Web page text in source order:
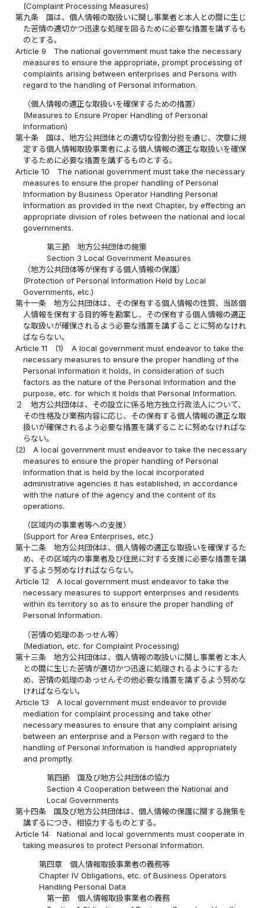
(Complaint Processing Measures)
第九条
国は、個人情報の取扱いに関し事業者と本人との間に生じ
た苦情の適切かつ迅速な処理を図るために必要な措置を講ずるも
のとする。
Article 9
The national government must take the necessary
measures to ensure the appropriate, prompt processing of
complaints arising between enterprises and Persons with
regard to the handling of Personal Information.
（個人情報の適正な取扱いを確保するための措置）
(Measures to Ensure Proper Handling of Personal
Information)
第十条
国は、地方公共団体との適切な役割分担を通じ、次章に規
定する個人情報取扱事業者による個人情報の適正な取扱いを確保
するために必要な措置を講ずるものとする。
Article 10
The national government must take the necessary
measures to ensure the proper handling of Personal
Information by Business Operator Handling Personal
Information as provided in the next Chapter, by effecting an
appropriate division of roles between the national and local
governments.
第三節 地方公共団体の施策
Section 3 Local Government Measures
（地方公共団体等が保有する個人情報の保護）
(Protection of Personal Information Held by Local
Governments, etc.)
第十一条
地方公共団体は、その保有する個人情報の性質、当該個
人情報を保有する目的等を勘案し、その保有する個人情報の適正
な取扱いが確保されるよう必要な措置を講ずることに努めなけれ
ばならない。
Article 11
(1)
A local government must endeavor to take the
necessary measures to ensure the proper handling of the
Personal Information it holds, in consideration of such
factors as the nature of the Personal Information and the
purpose, etc. for which it holds that Personal Information.
２
地方公共団体は、その設立に係る地方独立行政法人について、
その性格及び業務内容に応じ、その保有する個人情報の適正な取
扱いが確保されるよう必要な措置を講ずることに努めなければな
らない。
(2)
A local government must endeavor to take the necessary
measures to ensure the proper handling of Personal
Information that is held by the local incorporated
administrative agencies it has established, in accordance
with the nature of the agency and the content of its
operations.
（区域内の事業者等への支援）
(Support for Area Enterprises, etc.)
第十二条
地方公共団体は、個人情報の適正な取扱いを確保するた
め、その区域内の事業者及び住民に対する支援に必要な措置を講
ずるよう努めなければならない。
Article 12
A local government must endeavor to take the
necessary measures to support enterprises and residents
within its territory so as to ensure the proper handling of
Personal Information.
（苦情の処理のあっせん等）
(Mediation, etc. for Complaint Processing)
第十三条
地方公共団体は、個人情報の取扱いに関し事業者と本人
との間に生じた苦情が適切かつ迅速に処理されるようにするた
め、苦情の処理のあっせんその他必要な措置を講ずるよう努めな
ければならない。
Article 13
A local government must endeavor to provide
mediation for complaint processing and take other
necessary measures to ensure that any complaint arising
between an enterprise and a Person with regard to the
handling of Personal Information is handled appropriately
and promptly.
第四節 国及び地方公共団体の協力
Section 4 Cooperation between the National and
Local Governments
第十四条
国及び地方公共団体は、個人情報の保護に関する施策を
講ずるにつき、相協力するものとする。
Article 14
National and local governments must cooperate in
taking measures to protect Personal Information.
第四章 個人情報取扱事業者の義務等
Chapter IV Obligations, etc. of Business Operators
Handling Personal Data
第一節 個人情報取扱事業者の義務